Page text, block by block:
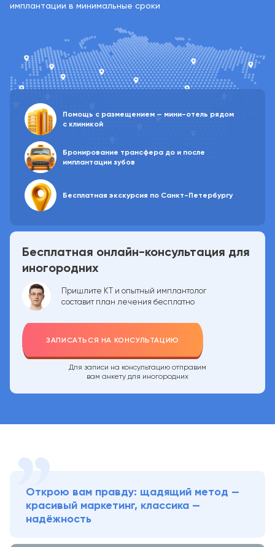
имплантации в минимальные сроки
Бесплатная онлайн-консультация для
иногородних
Пришлите КТ и опытный имплантолог
составит план лечения бесплатно
ЗАПИСАТЬСЯ НА КОНСУЛЬТАЦИЮ
Для записи на консультацию отправим
вам анкету для иногородних
Помощь с размещением — мини-отель рядом
с клиникой
Бронирование трансфера до и после
имплантации зубов
Бесплатная экскурсия по Санкт-Петербургу
Открою вам правду: щадящий метод —
красивый маркетинг, классика —
надёжность